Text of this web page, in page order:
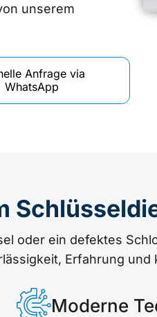
unserem
Anfrage via
WhatsApp
oder ein defektes
Erfahrung
Moderne